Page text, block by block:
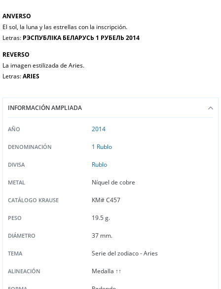
ANVERSO
El sol, la luna y las estrellas con la inscripción.
Letras: РЭСПУБЛІКА БЕЛАРУСЬ 1 РУБЕЛЬ 2014
REVERSO
La imagen estilizada de Aries.
Letras:ARIES
INFORMACIÓN AMPLIADA
AÑO 2014
DENOMINACIÓN 1 Rublo
DIVISA Rublo
METAL Níquel de cobre
CATÁLOGO KRAUSE KM# C457
PESO 19.5 g.
DIÁMETRO 37 mm.
TEMA Serie del zodiaco - Aries
ALINEACIÓN Medalla ↑↑